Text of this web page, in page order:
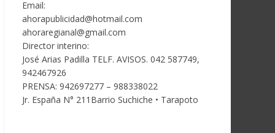
Email:
ahorapublicidad@hotmail.com
ahoraregianal@gmail.com
Director interino:
José Arias Padilla TELF. AVISOS. 042 587749,
942467926
PRENSA: 942697277 – 988338022
Jr. España N° 211Barrio Suchiche • Tarapoto